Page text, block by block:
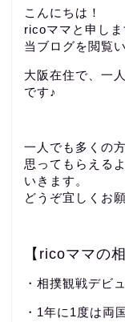
こんにちは！
ricoママと申しま
当ブログを閲覧
大阪在住で、一
です♪
一人でも多くの
思ってもらえる
いきます。
どうぞ宜しくお
【ricoママの
・相撲観戦デビ
・1年に1度は両